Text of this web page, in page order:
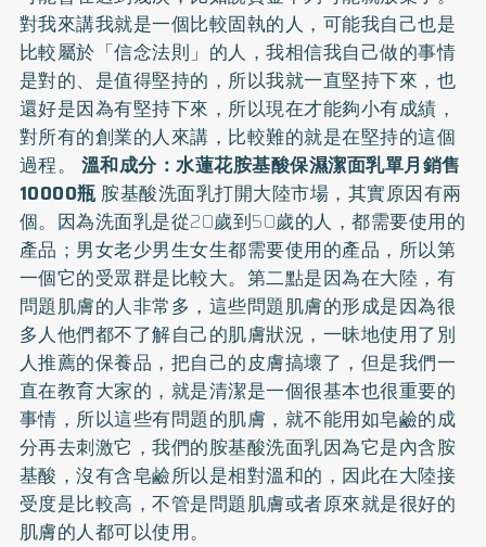
對我來講我就是一個比較固執的人，可能我自己也是
比較屬於「信念法則」的人，我相信我自己做的事情
是對的、是值得堅持的，所以我就一直堅持下來，也
還好是因為有堅持下來，所以現在才能夠小有成績，
對所有的創業的人來講，比較難的就是在堅持的這個
過程。 溫和成分：水蓮花胺基酸保濕潔面乳單月銷售
10000瓶胺基酸洗面乳打開大陸市場，其實原因有兩
個。因為洗面乳是從20歲到50歲的人，都需要使用的
產品；男女老少男生女生都需要使用的產品，所以第
一個它的受眾群是比較大。第二點是因為在大陸，有
問題肌膚的人非常多，這些問題肌膚的形成是因為很
多人他們都不了解自己的肌膚狀況，一昧地使用了別
人推薦的保養品，把自己的皮膚搞壞了，但是我們一
直在教育大家的，就是清潔是一個很基本也很重要的
事情，所以這些有問題的肌膚，就不能用如皂鹼的成
分再去刺激它，我們的胺基酸洗面乳因為它是內含胺
基酸，沒有含皂鹼所以是相對溫和的，因此在大陸接
受度是比較高，不管是問題肌膚或者原來就是很好的
肌膚的人都可以使用。